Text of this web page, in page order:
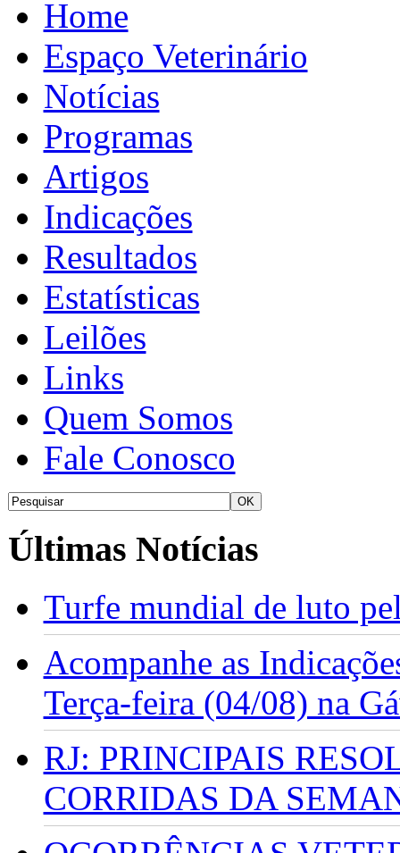
Home
Espaço Veterinário
Notícias
Programas
Artigos
Indicações
Resultados
Estatísticas
Leilões
Links
Quem Somos
Fale Conosco
Últimas Notícias
Turfe mundial de luto
Acompanhe as
Terça-feira (04/08) na
RJ: PRINCIPAIS
CORRIDAS DA